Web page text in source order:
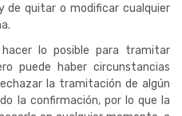
de quitar o modificar cualquier
lo posible para tramitar
puede haber circunstancias
la tramitación de algún
la confirmación, por lo que la